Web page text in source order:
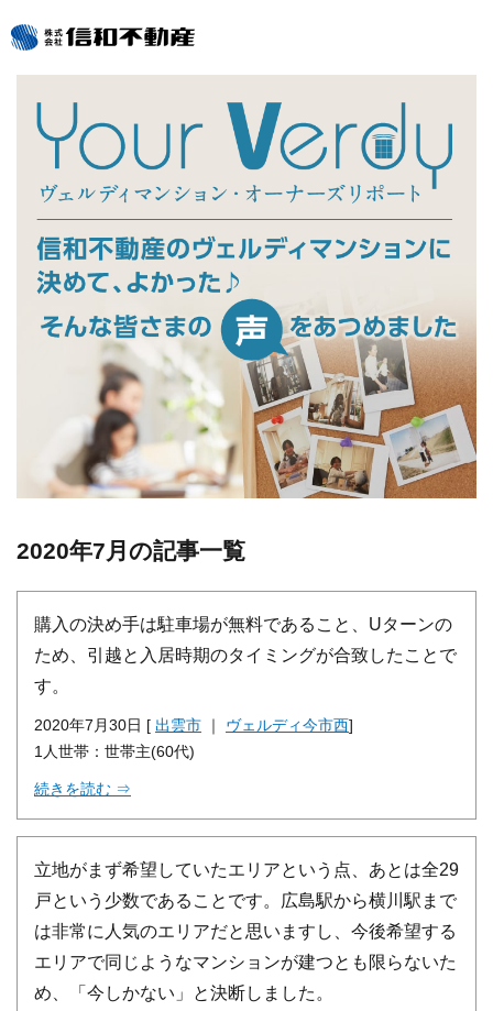
2020年7月の記事一覧
購入の決め手は駐車場が無料であること、Uターンの
ため、引越と入居時期のタイミングが合致したことで
す。
2020年7月30日 [ 出雲市 ｜ ヴェルディ今市西]
1人世帯：世帯主(60代)
続きを読む ⇒
立地がまず希望していたエリアという点、あとは全29
戸という少数であることです。広島駅から横川駅まで
は非常に人気のエリアだと思いますし、今後希望する
エリアで同じようなマンションが建つとも限らないた
め、「今しかない」と決断しました。